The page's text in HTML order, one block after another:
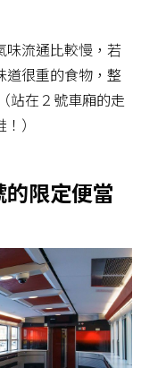
味流通比較慢，若
道很重的食物，整
站在２號車廂的走
）
限定便當